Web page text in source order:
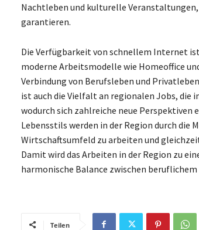
Nachtleben und kulturelle
garantieren.
Die Verfügbarkeit von schnellem Internet
moderne Arbeitsmodelle wie Homeoffice
Verbindung von Berufsleben und
ist auch die Vielfalt an regionalen Jobs, die
wodurch sich zahlreiche neue Perspektiven
Lebensstils werden in der Region durch die
Wirtschaftsumfeld zu arbeiten und
Damit wird das Arbeiten in der Region zu
harmonische Balance zwischen
Teilen